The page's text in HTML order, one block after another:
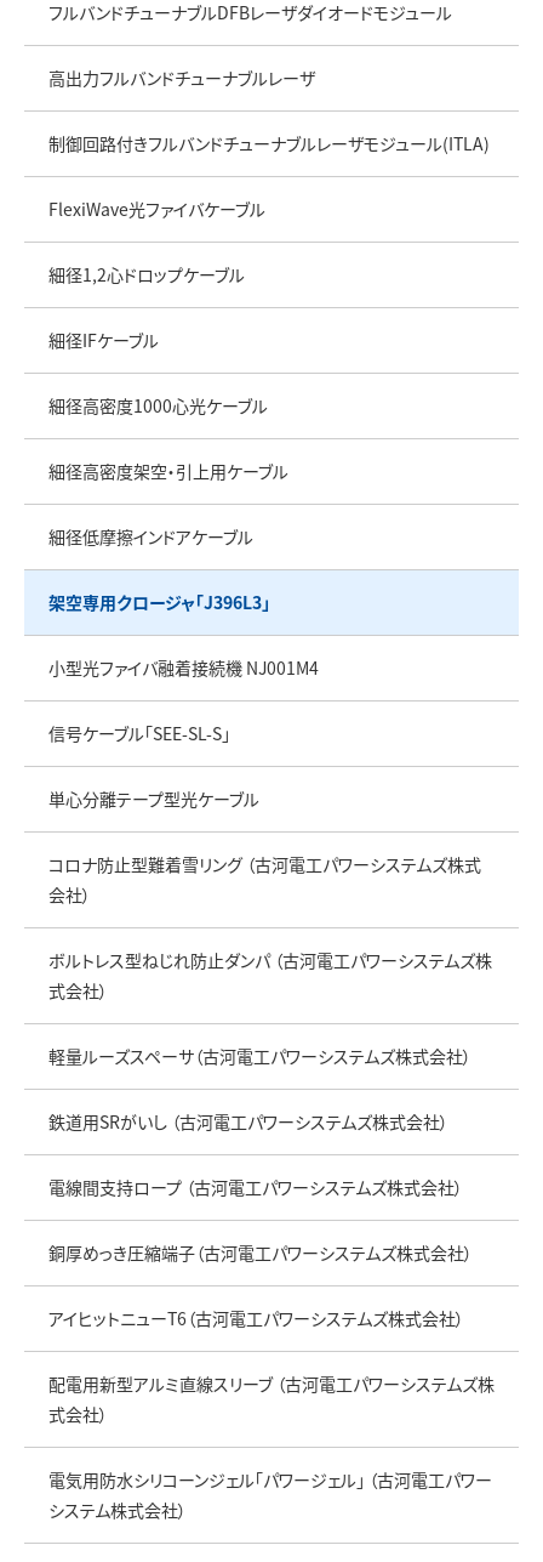
フルバンドチューナブルDFBレーザダイオードモジュール
高出力フルバンドチューナブルレーザ
制御回路付きフルバンドチューナブルレーザモジュール(ITLA)
FlexiWave光ファイバケーブル
細径1,2心ドロップケーブル
細径IFケーブル
細径高密度1000心光ケーブル
細径高密度架空・引上用ケーブル
細径低摩擦インドアケーブル
架空専用クロージャ「J396L3」
小型光ファイバ融着接続機 NJ001M4
信号ケーブル「SEE-SL-S」
単心分離テープ型光ケーブル
コロナ防止型難着雪リング （古河電工パワーシステムズ株式
会社）
ボルトレス型ねじれ防止ダンパ （古河電工パワーシステムズ株
式会社）
軽量ルーズスペーサ（古河電工パワーシステムズ株式会社）
鉄道用SRがいし （古河電工パワーシステムズ株式会社）
電線間支持ロープ （古河電工パワーシステムズ株式会社）
銅厚めっき圧縮端子（古河電工パワーシステムズ株式会社）
アイヒットニューT6（古河電工パワーシステムズ株式会社）
配電用新型アルミ直線スリーブ （古河電工パワーシステムズ株
式会社）
電気用防水シリコーンジェル「パワージェル」 （古河電工パワー
システム株式会社）